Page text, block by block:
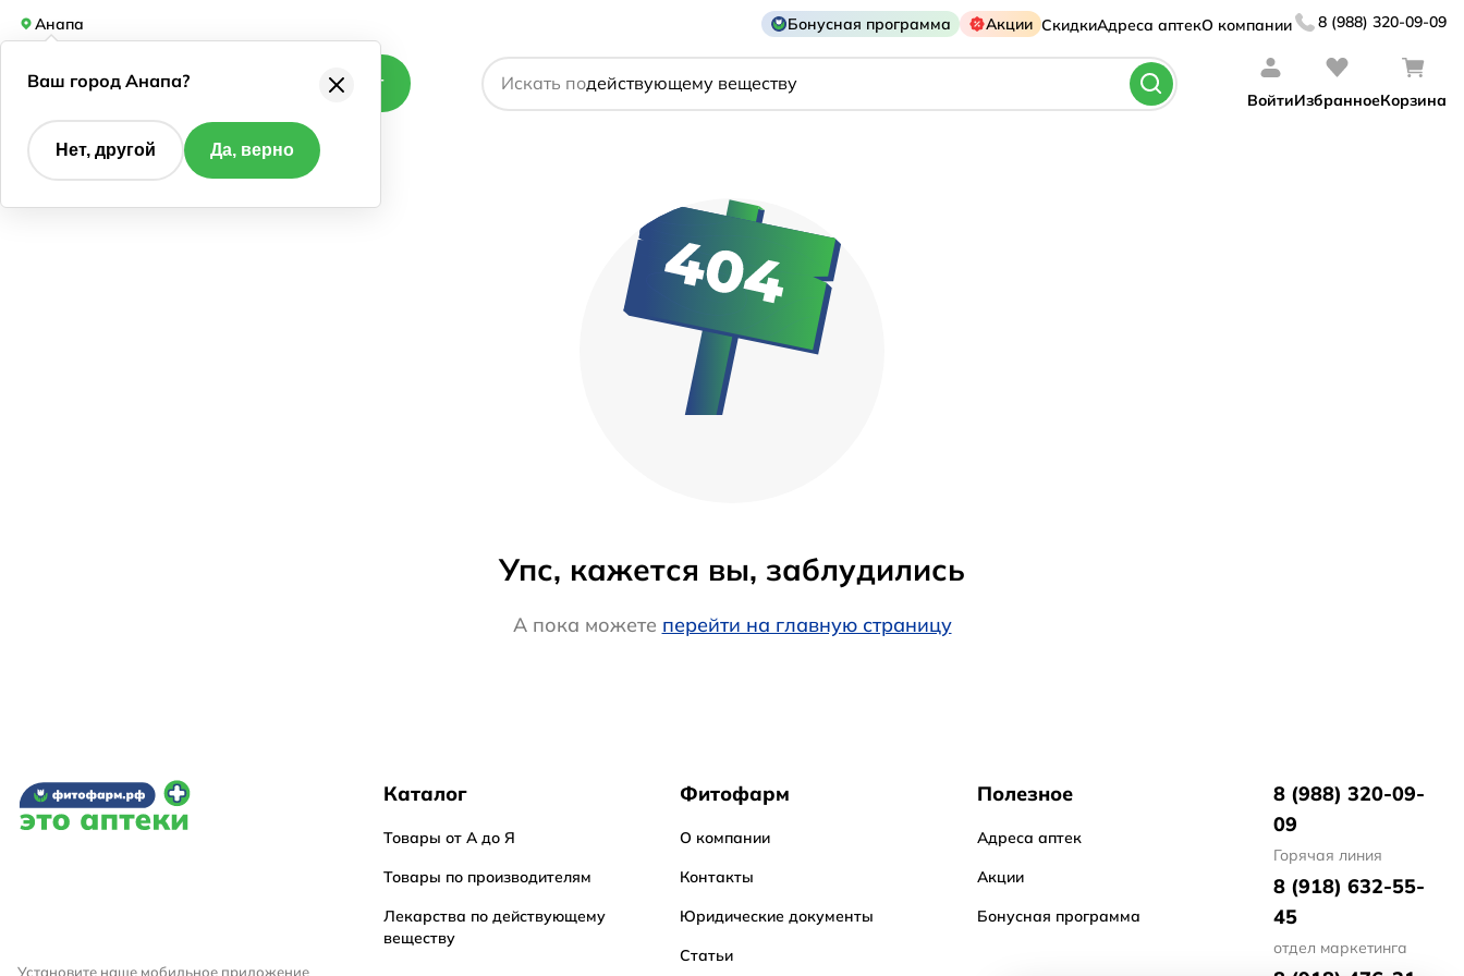
Анапа Бонусная программа Акции СкидкиАдреса аптекО компании 8 (988) 320-09-09
Каталог Искать по
названию препарата
действующему веществу
ВойтиИзбранноеКорзина
Упс, кажется вы, заблудились
А пока можете перейти на главную страницу
Установите наше мобильное приложение
Каталог
Товары от А до Я
Товары по производителям
Лекарства по действующему
веществу
Фитофарм
О компании
Контакты
Юридические документы
Статьи
Полезное
Адреса аптек
Акции
Бонусная программа
8 (988) 320-09-
09
Горячая линия
8 (918) 632-55-
45
отдел маркетинга
Ваш город Анапа?
Нет, другой Да, верно